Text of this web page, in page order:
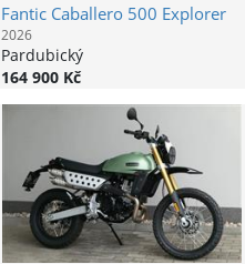
FanticCaballero 500 Explorer
2026
Pardubický
164 900 Kč